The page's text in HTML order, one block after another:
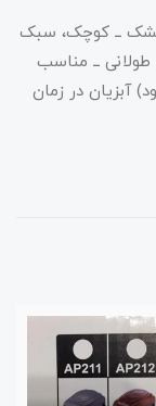
خشک ــ کوچک، سبک
ــ مناسب
آبزیان در زمان